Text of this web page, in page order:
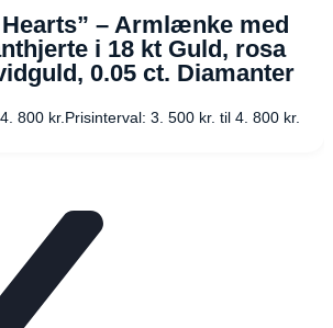
– Armlænke med
i 18 kt Guld, rosa
0.05 ct. Diamanter
4. 800 kr. Prisinterval: 3. 500 kr. til 4. 800 kr.